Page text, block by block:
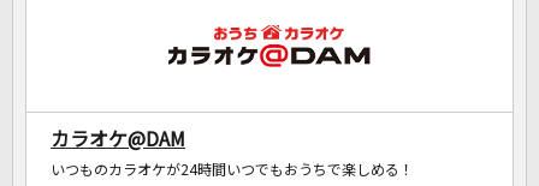
カラオケ@DAM
いつものカラオケが24時間いつでもおうちで楽しめる！